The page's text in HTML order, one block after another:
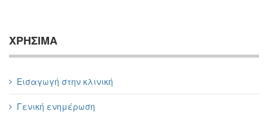
ΧΡΗΣΙΜΑ
Εισαγωγή στην κλινική
Γενική ενημέρωση